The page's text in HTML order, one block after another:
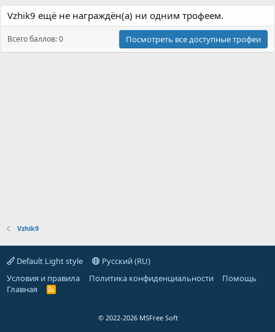
Vzhik9 ещё не награждён(а) ни одним трофеем.
Всего баллов: 0 Посмотреть все доступные трофеи
Vzhik9
Default Light style
Русский (RU)
Условия и правила
Политика конфиденциальности
Помощь
Главная
R
© 2022-2026 MSFree Soft